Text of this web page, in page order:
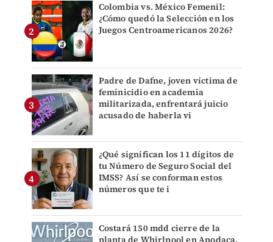
Colombia vs. México Femenil:
¿Cómo quedó la Selección en los
Juegos Centroamericanos 2026?
Padre de Dafne, joven víctima de
feminicidio en academia
militarizada, enfrentará juicio
acusado de haberla vi
¿Qué significan los 11 dígitos de
tu Número de Seguro Social del
IMSS? Así se conforman estos
números que te i
Costará 150 mdd cierre de la